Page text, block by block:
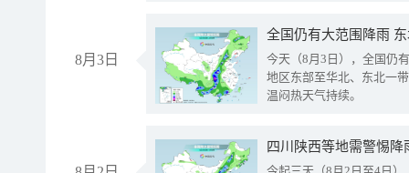
8月3日
全国仍有大范围降雨
今天（8月3日），全国仍
地区东部至华北、东北一
温闷热天气持续。